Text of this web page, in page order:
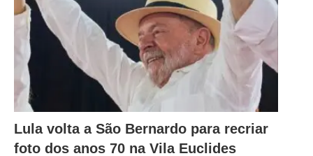
Lula volta a São Bernardo para recriar
foto dos anos 70 na Vila Euclides